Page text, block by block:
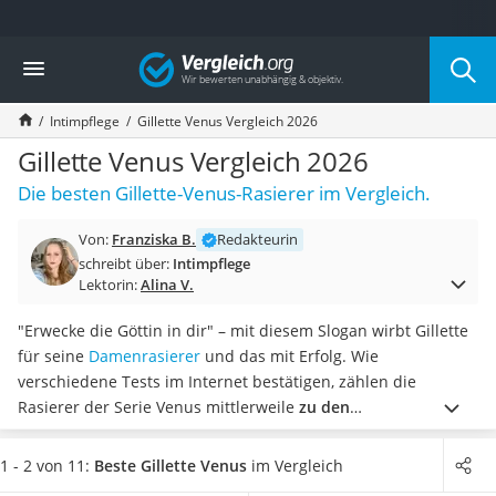
Die beliebtesten Vergleiche nach Kategorie
Drogerie
Inhalator
Haarschneider
Rollator
Braun Rasierer
Katzenklappe (Chip)
Masturbator
Massagepistole
Reisehaartrockner
Eiweißpulver
Magnesiumpräparat
Katzenklappe
Nackenmassagegerät
Zeckenschutz Katze
Vergleich
Intimpflege Gillette Venus Vergleich 2026
Gillette Venus Vergleich 2026
Die besten Gillette-Venus-Rasierer im Vergleich.
Von: Franziska B.
Redakteurin
schreibt über: Intimpflege
Lektorin:Alina V.
"Erwecke die Göttin in dir" – mit diesem Slogan wirbt Gillette
für seine Damenrasierer und das mit Erfolg. Wie
verschiedene Tests im Internet bestätigen, zählen die
Rasierer der Serie Venus mittlerweile zu den
meistverkauften Damenrasierern weltweit.Wählen Sie jetzt
einen Gillette-Venus-Rasierer aus unserer Vergleichstabelle,
1 - 2 von 11: Beste Gillette Venus im Vergleich